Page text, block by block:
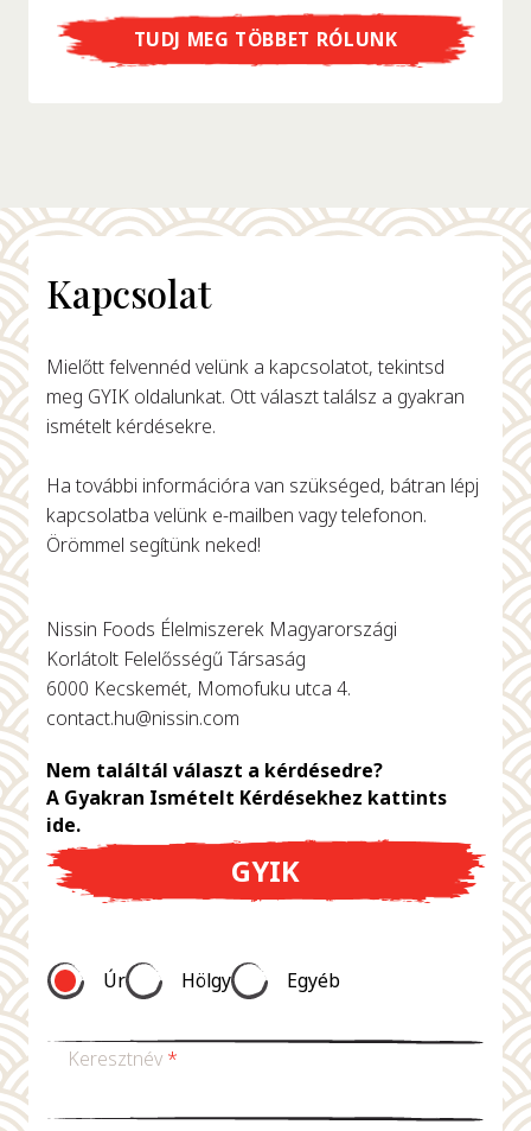
TUDJ MEG TÖBBET RÓLUNK
Kapcsolat
Mielőtt felvennéd velünk a kapcsolatot, tekintsd
meg GYIK oldalunkat. Ott választ találsz a gyakran
ismételt kérdésekre.
Ha további információra van szükséged, bátran lépj
kapcsolatba velünk e-mailben vagy telefonon.
Örömmel segítünk neked!
Nissin Foods Élelmiszerek Magyarországi
Korlátolt Felelősségű Társaság
6000 Kecskemét, Momofuku utca 4.
contact.hu@nissin.com
Nem találtál választ a kérdésedre?
A Gyakran Ismételt Kérdésekhez kattints
ide.
GYIK
Úr Hölgy Egyéb
Keresztnév *